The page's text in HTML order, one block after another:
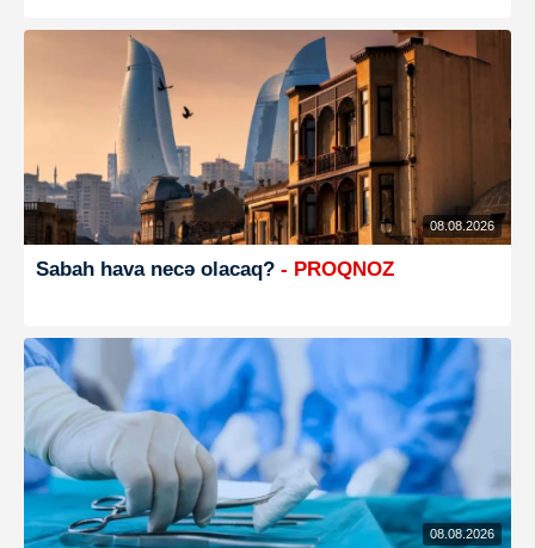
08.08.2026
Sabah hava necə olacaq? - PROQNOZ
08.08.2026